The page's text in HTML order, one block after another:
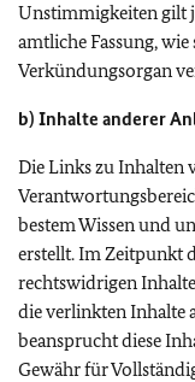
Unstimmigkeiten gilt
amtliche Fassung,
Verkündungsorgan
b) Inhalte anderer
Die Links zu Inhalten
bestem Wissen und
erstellt. Im Zeitpunkt
rechtswidrigen
die verlinkten Inhalte
beansprucht diese
Gewähr für